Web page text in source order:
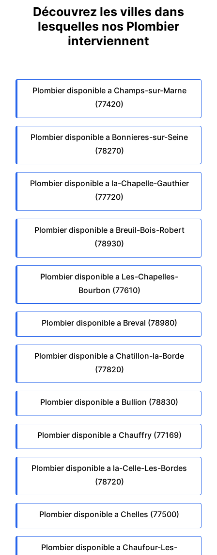
Découvrez les villes dans
lesquelles nos Plombier
interviennent
Plombier disponible a Champs-sur-Marne
(77420)
Plombier disponible a Bonnieres-sur-Seine
(78270)
Plombier disponible a la-Chapelle-Gauthier
(77720)
Plombier disponible a Breuil-Bois-Robert
(78930)
Plombier disponible a Les-Chapelles-
Bourbon (77610)
Plombier disponible a Breval (78980)
Plombier disponible a Chatillon-la-Borde
(77820)
Plombier disponible a Bullion (78830)
Plombier disponible a Chauffry (77169)
Plombier disponible a la-Celle-Les-Bordes
(78720)
Plombier disponible a Chelles (77500)
Plombier disponible a Chaufour-Les-